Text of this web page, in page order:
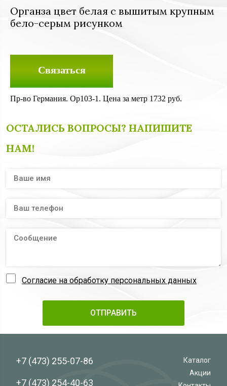
Органза цвет белая с вышитым крупным
бело-серым рисунком
Связаться
Пр-во Германия. Ор103-1. Цена за метр 1732 руб.
ОСТАЛИСЬ ВОПРОСЫ? НАПИШИТЕ
НАМ!
Согласие на обработку персональных данных
+7 (473) 255-07-86
+7 (473) 254-40-63
Каталог
Акции